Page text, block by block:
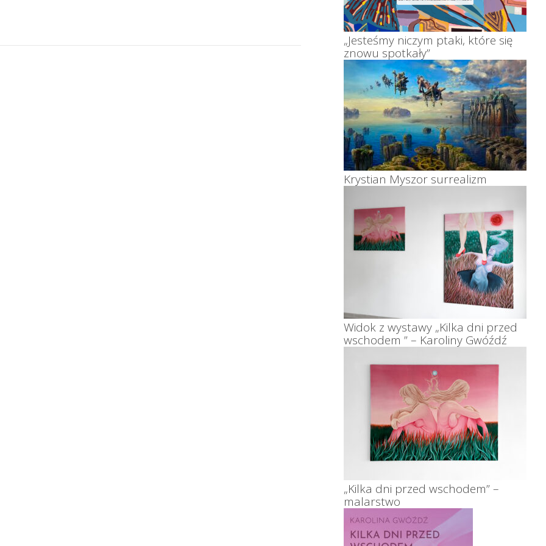
„Jesteśmy niczym ptaki, które się
znowu spotkały”
Krystian Myszor surrealizm
Widok z wystawy „Kilka dni przed
wschodem ” – Karoliny Gwóźdź
„Kilka dni przed wschodem” –
malarstwo